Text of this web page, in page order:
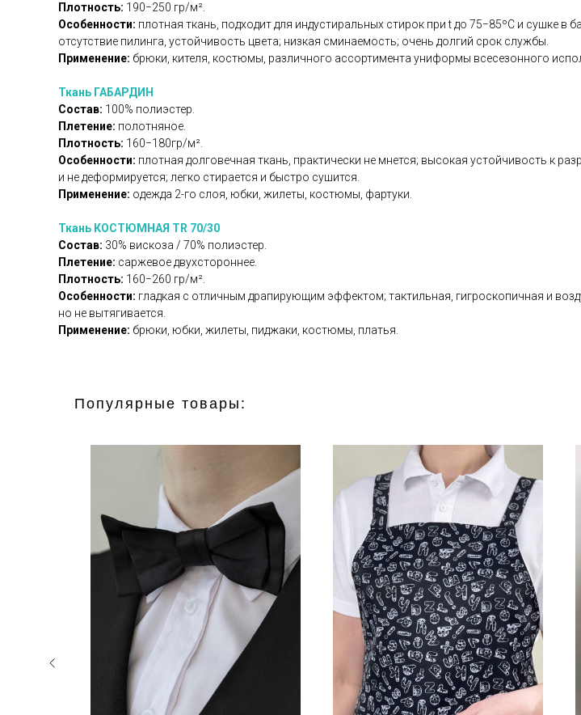
Плотность: 190−250 гр/м².
Особенности: плотная ткань, подходит для индустиральных стирок при t до 75−85ºС и сушке
отсутствие пилинга, устойчивость цвета; низкая сминаемость; очень долгий срок службы.
Применение: брюки, кителя, костюмы, различного ассортимента униформы всесезонного
Ткань ГАБАРДИН
Состав: 100% полиэстер.
Плетение: полотняное.
Плотность: 160−180гр/м².
Особенности: плотная долговечная ткань, практически не мнется; высокая устойчивость к
и не деформируется; легко стирается и быстро сушится.
Применение: одежда 2-го слоя, юбки, жилеты, костюмы, фартуки.
Ткань КОСТЮМНАЯ TR 70/30
Состав: 30% вискоза / 70% полиэстер.
Плетение: саржевое двухстороннее.
Плотность: 160−260 гр/м².
Особенности: гладкая с отличным драпирующим эффектом; тактильная, гигроскопичная и
но не вытягивается.
Применение: брюки, юбки, жилеты, пиджаки, костюмы, платья.
Популярные товары: